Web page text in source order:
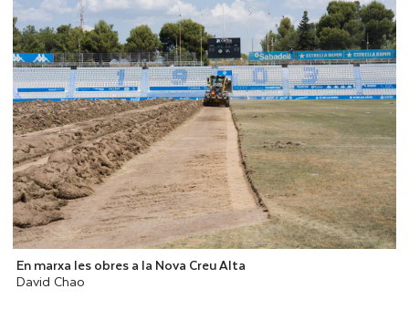
En marxa les obres a la Nova Creu Alta
David Chao